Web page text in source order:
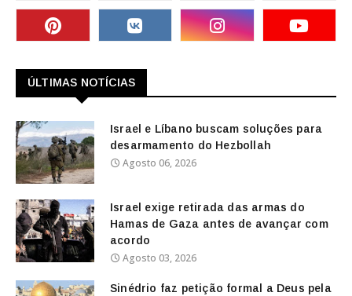
ÚLTIMAS NOTÍCIAS
Israel e Líbano buscam soluções para
desarmamento do Hezbollah
Agosto 06, 2026
Israel exige retirada das armas do
Hamas de Gaza antes de avançar com
acordo
Agosto 03, 2026
Sinédrio faz petição formal a Deus pela